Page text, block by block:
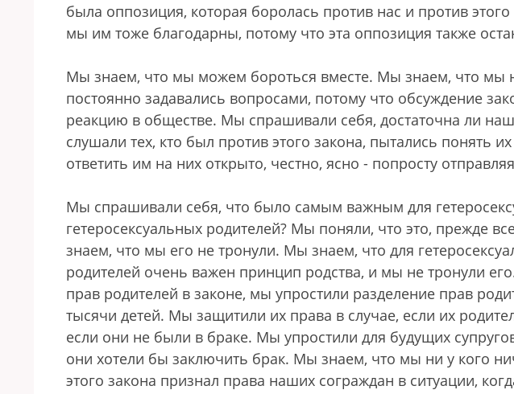
была оппозиция, которая боролась против нас и против
мы им тоже благодарны, потому что эта оппозиция также
Мы знаем, что мы можем бороться вместе. Мы знаем, что мы
постоянно задавались вопросами, потому что обсуждение
реакцию в обществе. Мы спрашивали себя, достаточна ли
слушали тех, кто был против этого закона, пытались понять
ответить им на них открыто, честно, ясно - попросту отправляя
Мы спрашивали себя, что было самым важным для
гетеросексуальных родителей? Мы поняли, что это, прежде
знаем, что мы его не тронули. Мы знаем, что для
родителей очень важен принцип родства, и мы не тронули
прав родителей в законе, мы упростили разделение прав
тысячи детей. Мы защитили их права в случае, если их
если они не были в браке. Мы упростили для будущих
они хотели бы заключить брак. Мы знаем, что мы ни у кого
этого закона признал права наших сограждан в ситуации,